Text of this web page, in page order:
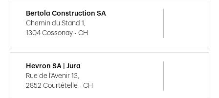
Bertola Construction SA
Chemin du Stand 1,
1304 Cossonay - CH
Hevron SA | Jura
Rue de l'Avenir 13,
2852 Courtételle - CH